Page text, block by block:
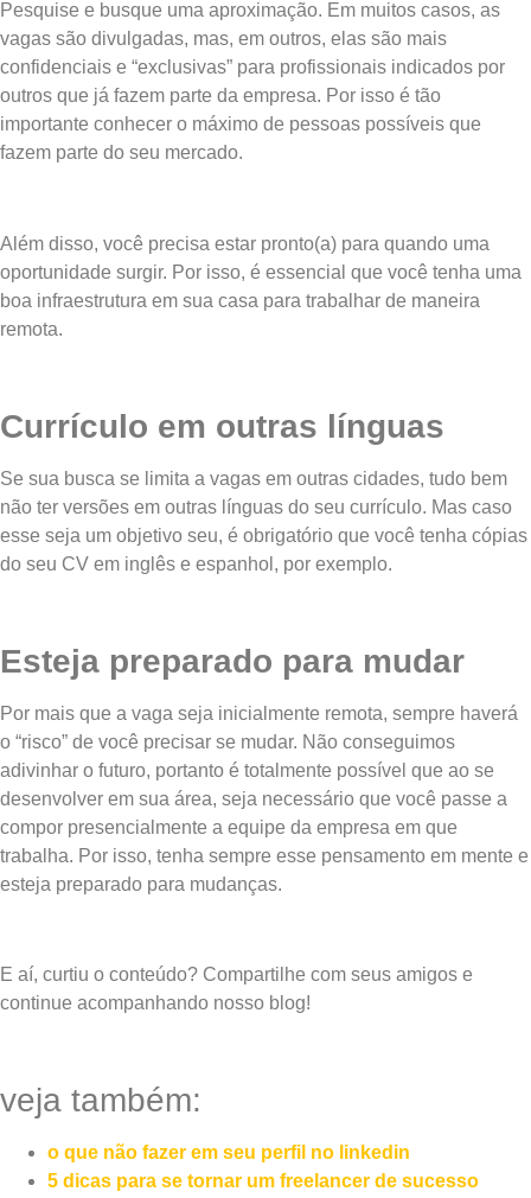
Pesquise e busque uma aproximação. Em muitos casos, as
vagas são divulgadas, mas, em outros, elas são mais
confidenciais e “exclusivas” para profissionais indicados por
outros que já fazem parte da empresa. Por isso é tão
importante conhecer o máximo de pessoas possíveis que
fazem parte do seu mercado.
Além disso, você precisa estar pronto(a) para quando uma
oportunidade surgir. Por isso, é essencial que você tenha uma
boa infraestrutura em sua casa para trabalhar de maneira
remota.
Currículo em outras línguas
Se sua busca se limita a vagas em outras cidades, tudo bem
não ter versões em outras línguas do seu currículo. Mas caso
esse seja um objetivo seu, é obrigatório que você tenha cópias
do seu CV em inglês e espanhol, por exemplo.
Esteja preparado para mudar
Por mais que a vaga seja inicialmente remota, sempre haverá
o “risco” de você precisar se mudar. Não conseguimos
adivinhar o futuro, portanto é totalmente possível que ao se
desenvolver em sua área, seja necessário que você passe a
compor presencialmente a equipe da empresa em que
trabalha. Por isso, tenha sempre esse pensamento em mente e
esteja preparado para mudanças.
E aí, curtiu o conteúdo? Compartilhe com seus amigos e
continue acompanhando nosso blog!
veja também:
o que não fazer em seu perfil no linkedin
5 dicas para se tornar um freelancer de sucesso